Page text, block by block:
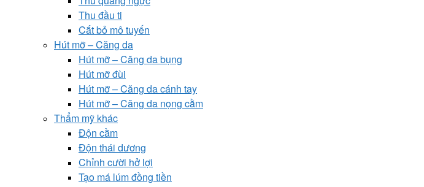
Thu đầu ti
Cắt bỏ mô tuyến
Hút mỡ – Căng da
Hút mỡ – Căng da bụng
Hút mỡ đùi
Hút mỡ – Căng da cánh tay
Hút mỡ – Căng da nọng cằm
Thẩm mỹ khác
Độn cằm
Độn thái dương
Chỉnh cười hở lợi
Tạo má lúm đồng tiền